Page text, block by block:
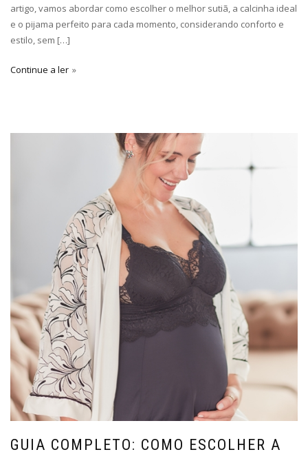
artigo, vamos abordar como escolher o melhor sutiã, a calcinha ideal
e o pijama perfeito para cada momento, considerando conforto e
estilo, sem […]
Continue a ler
GUIA COMPLETO: COMO ESCOLHER A